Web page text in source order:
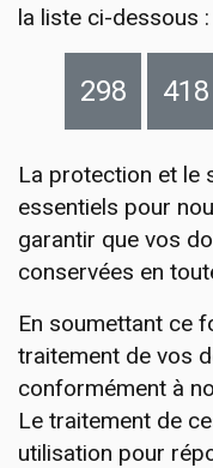
la liste ci-dessous :
298 418
La protection et le
essentiels pour
garantir que vos
conservées en
En soumettant ce
traitement de vos
conformément à
Le traitement de
utilisation pour